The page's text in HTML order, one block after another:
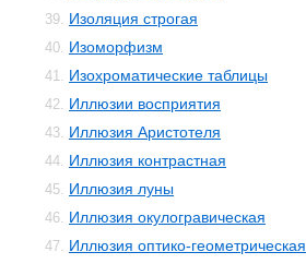
39. Изоляция строгая
40. Изоморфизм
41. Изохроматические таблицы
42. Иллюзии восприятия
43. Иллюзия Аристотеля
44. Иллюзия контрастная
45. Иллюзия луны
46. Иллюзия окулогравическая
47. Иллюзия оптико-геометрическая